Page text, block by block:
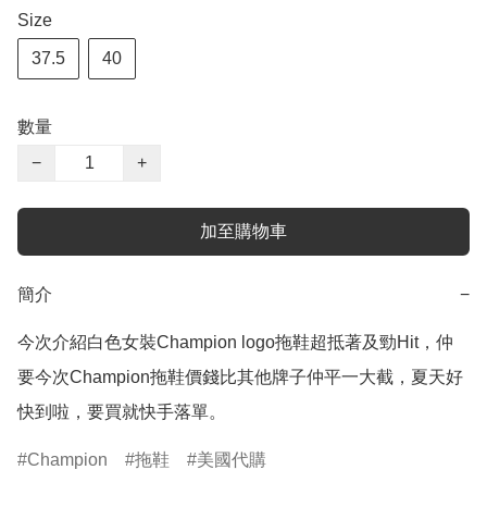
Size
37.5 40
數量
−
+
加至購物車
簡介 −
今次介紹白色女裝Champion logo拖鞋超抵著及勁Hit，仲
要今次Champion拖鞋價錢比其他牌子仲平一大截，夏天好
快到啦，要買就快手落單。
Champion 拖鞋 美國代購